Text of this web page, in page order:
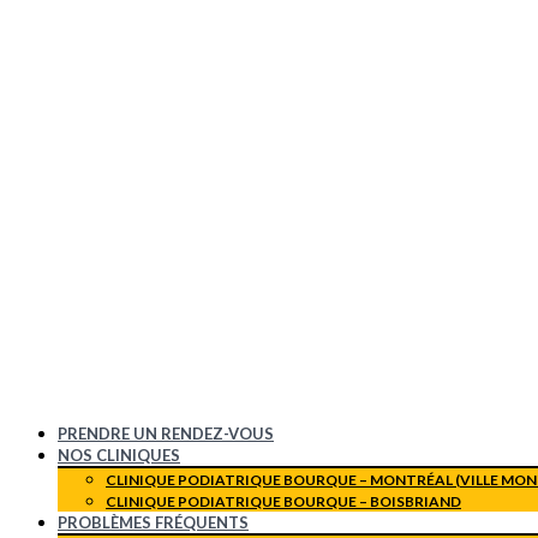
PRENDRE UN RENDEZ-VOUS
NOS CLINIQUES
CLINIQUE PODIATRIQUE BOURQUE – MONTRÉAL (VILLE
CLINIQUE PODIATRIQUE BOURQUE – BOISBRIAND
PROBLÈMES FRÉQUENTS